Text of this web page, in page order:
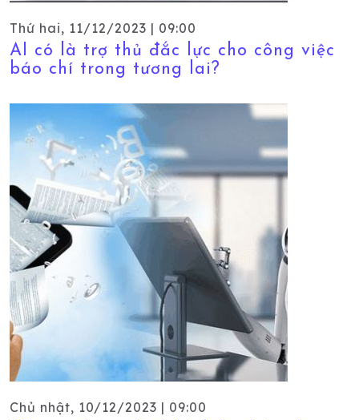
Thứ hai, 11/12/2023 | 09:00
AI có là trợ thủ đắc lực cho công việc
báo chí trong tương lai?
Chủ nhật, 10/12/2023 | 09:00